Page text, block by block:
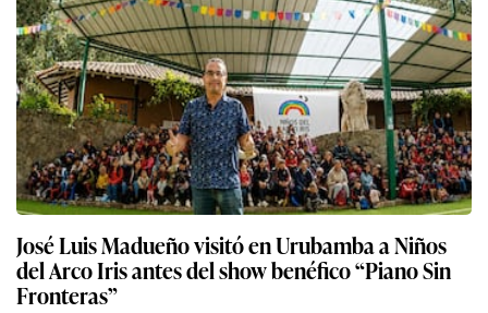
José Luis Madueño visitó en Urubamba a Niños
del Arco Iris antes del show benéfico “Piano Sin
Fronteras”